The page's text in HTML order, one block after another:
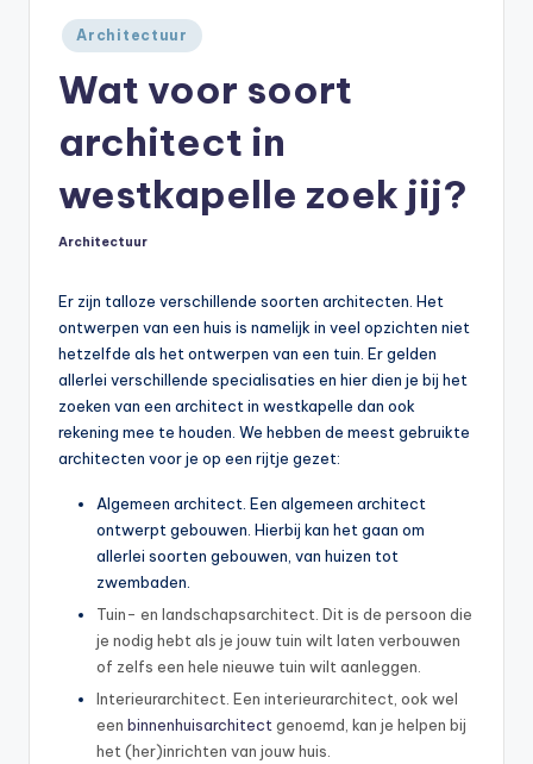
Geplaatst
in
Architectuur
Wat voor soort
architect in
westkapelle zoek jij?
Geplaatst
Architectuur
Er zijn talloze verschillende soorten architecten. Het
ontwerpen van een huis is namelijk in veel opzichten niet
hetzelfde als het ontwerpen van een tuin. Er gelden
allerlei verschillende specialisaties en hier dien je bij het
zoeken van een architect in westkapelle dan ook
rekening mee te houden. We hebben de meest gebruikte
architecten voor je op een rijtje gezet:
Algemeen architect. Een algemeen architect
ontwerpt gebouwen. Hierbij kan het gaan om
allerlei soorten gebouwen, van huizen tot
zwembaden.
Tuin- en landschapsarchitect. Dit is de persoon die
je nodig hebt als je jouw tuin wilt laten verbouwen
of zelfs een hele nieuwe tuin wilt aanleggen.
Interieurarchitect. Een interieurarchitect, ook wel
een binnenhuisarchitect genoemd, kan je helpen bij
het (her)inrichten van jouw huis.